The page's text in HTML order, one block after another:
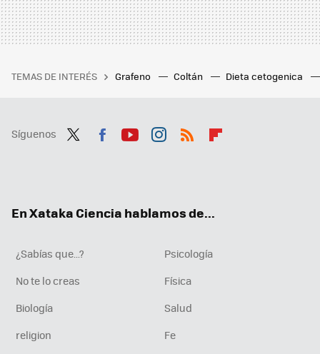
TEMAS DE INTERÉS Grafeno Coltán Dieta cetogenica
Síguenos
En Xataka Ciencia hablamos de...
¿Sabías que...?
Psicología
No te lo creas
Física
Biología
Salud
religion
Fe